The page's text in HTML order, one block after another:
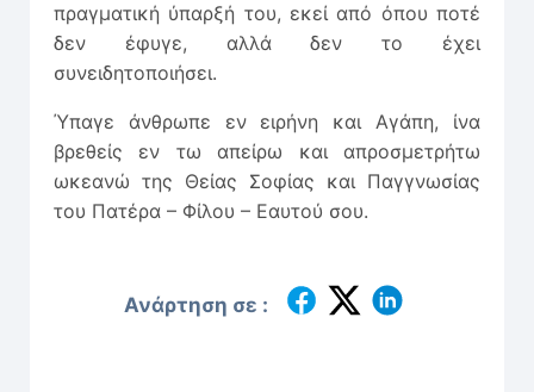
πραγματική ύπαρξή του, εκεί από όπου ποτέ
δεν έφυγε, αλλά δεν το έχει
συνειδητοποιήσει.
Ύπαγε άνθρωπε εν ειρήνη και Αγάπη, ίνα
βρεθείς εν τω απείρω και απροσμετρήτω
ωκεανώ της Θείας Σοφίας και Παγγνωσίας
του Πατέρα – Φίλου – Εαυτού σου.
Ανάρτηση σε :